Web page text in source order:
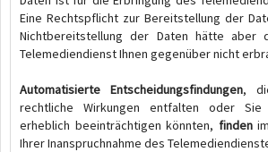
Eine Rechtspflicht zur Bereitstellung der
Nichtbereitstellung der Daten hätte aber
Telemediendienst Ihnen gegenüber nicht
Automatisierte Entscheidungsfindungen,
rechtliche Wirkungen entfalten oder
erheblich beeinträchtigen könnten, finden
Ihrer Inanspruchnahme des